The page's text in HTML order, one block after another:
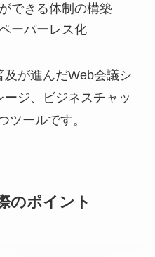
できる体制の構築
ーパーレス化
及が進んだWeb会議シ
ジ、ビジネスチャッ
ツールです。
のポイント